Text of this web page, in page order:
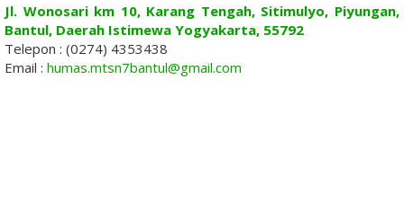
Jl. Wonosari km 10, Karang Tengah, Sitimulyo, Piyungan,
Bantul, Daerah Istimewa Yogyakarta, 55792
Telepon : (0274) 4353438
Email : humas.mtsn7bantul@gmail.com